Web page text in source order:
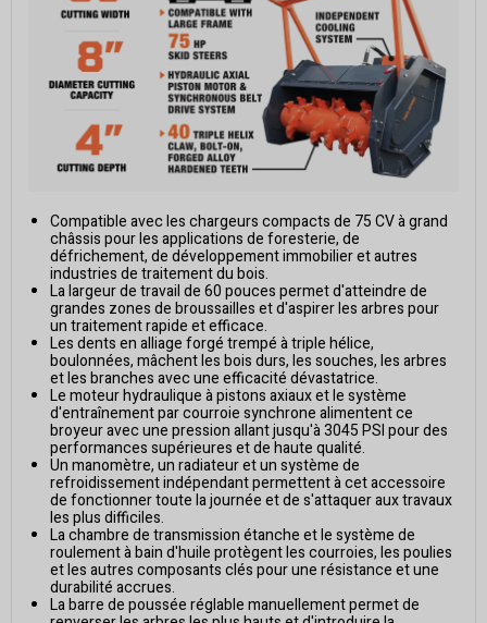
Compatible avec les chargeurs compacts de 75 CV à grand
châssis pour les applications de foresterie, de
défrichement, de développement immobilier et autres
industries de traitement du bois.
La largeur de travail de 60 pouces permet d'atteindre de
grandes zones de broussailles et d'aspirer les arbres pour
un traitement rapide et efficace.
Les dents en alliage forgé trempé à triple hélice,
boulonnées, mâchent les bois durs, les souches, les arbres
et les branches avec une efficacité dévastatrice.
Le moteur hydraulique à pistons axiaux et le système
d'entraînement par courroie synchrone alimentent ce
broyeur avec une pression allant jusqu'à 3045 PSI pour des
performances supérieures et de haute qualité.
Un manomètre, un radiateur et un système de
refroidissement indépendant permettent à cet accessoire
de fonctionner toute la journée et de s'attaquer aux travaux
les plus difficiles.
La chambre de transmission étanche et le système de
roulement à bain d'huile protègent les courroies, les poulies
et les autres composants clés pour une résistance et une
durabilité accrues.
La barre de poussée réglable manuellement permet de